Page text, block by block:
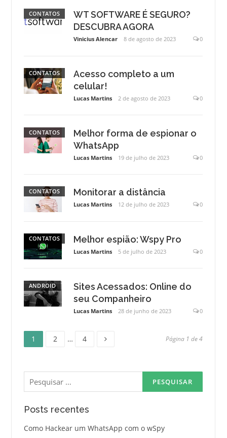
CONTATOS
WT SOFTWARE É SEGURO?
DESCUBRA AGORA
Vinicius Alencar 8 de agosto de 2023 0
CONTATOS
Acesso completo a um
celular!
Lucas Martins 2 de agosto de 2023 0
CONTATOS
Melhor forma de espionar o
WhatsApp
Lucas Martins 19 de julho de 2023 0
CONTATOS Monitorar a distância
Lucas Martins 12 de julho de 2023 0
CONTATOS Melhor espião: Wspy Pro
Lucas Martins 5 de julho de 2023 0
ANDROID
Sites Acessados: Online do
seu Companheiro
Lucas Martins 28 de junho de 2023 0
Paginação
posts
Página
1 2 … 4 Página 1 de 4
Pesquisar
por:
Posts recentes
Como Hackear um WhatsApp com o wSpy